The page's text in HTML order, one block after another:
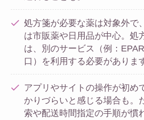
処方箋が必要な薬は対象外で
は市販薬や日用品が中心。処
は、別のサービス（例：
口）を利用する必要がありま
アプリやサイトの操作が初め
かりづらいと感じる場合も。
索や配送時間指定の手順が慣